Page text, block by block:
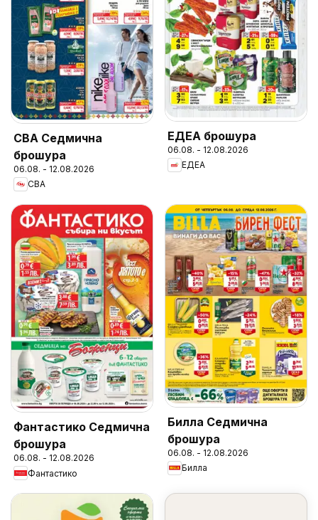
CBA Седмична
брошура
06.08. - 12.08.2026
CBA
ЕДЕА брошура
06.08. - 12.08.2026
ЕДЕА
Фантастико Седмична
брошура
06.08. - 12.08.2026
Фантастико
Билла Седмична
брошура
06.08. - 12.08.2026
Билла